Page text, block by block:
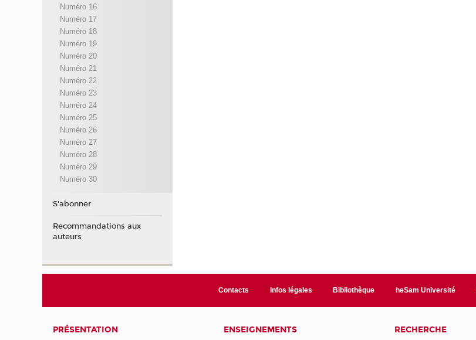
Numéro 16
Numéro 17
Numéro 18
Numéro 19
Numéro 20
Numéro 21
Numéro 22
Numéro 23
Numéro 24
Numéro 25
Numéro 26
Numéro 27
Numéro 28
Numéro 29
Numéro 30
S'abonner
Recommandations aux
auteurs
Contacts Infos légales Bibliothèque heSam Université
PRÉSENTATION ENSEIGNEMENTS RECHERCHE